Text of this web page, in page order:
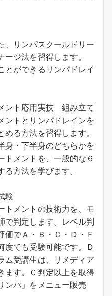
、リンパスクールドリー
ジ法を習得します。
とができるリンパドレイ
ント応用実技 組み立て
ントとリンパドレインを
る方法を習得します。
身・下半身のどちらかを
トメントを、一般的な６
方法を学びます。
験
トメントの技術力を、モ
で判定します。レベル判
価でＡ・Ｂ・Ｃ・Ｄ・Ｆ
度でも受験可能です。Ｄ
ム受講生は、リメディア
ます。Ｃ判定以上を取得
ンパ」をメニュー販売